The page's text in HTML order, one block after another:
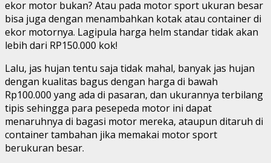
ekor motor bukan? Atau pada motor sport ukuran besar
bisa juga dengan menambahkan kotak atau container di
ekor motornya. Lagipula harga helm standar tidak akan
lebih dari RP150.000 kok!
Lalu, jas hujan tentu saja tidak mahal, banyak jas hujan
dengan kualitas bagus dengan harga di bawah
Rp100.000 yang ada di pasaran, dan ukurannya terbilang
tipis sehingga para pesepeda motor ini dapat
menaruhnya di bagasi motor mereka, ataupun ditaruh di
container tambahan jika memakai motor sport
berukuran besar.